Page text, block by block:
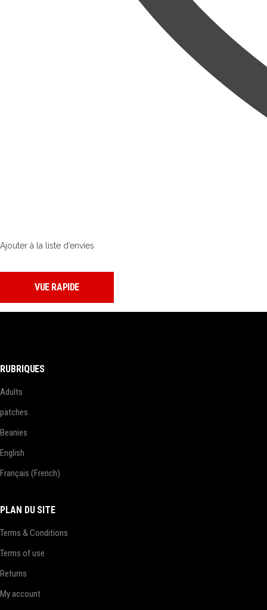
Ajouter à la liste d’envies
VUE RAPIDE
RUBRIQUES
Adults
patches
Beanies
English
Français (French)
PLAN DU SITE
Terms & Conditions
Terms of use
Returns
My account